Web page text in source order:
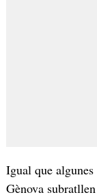
Igual que algunes
Gènova